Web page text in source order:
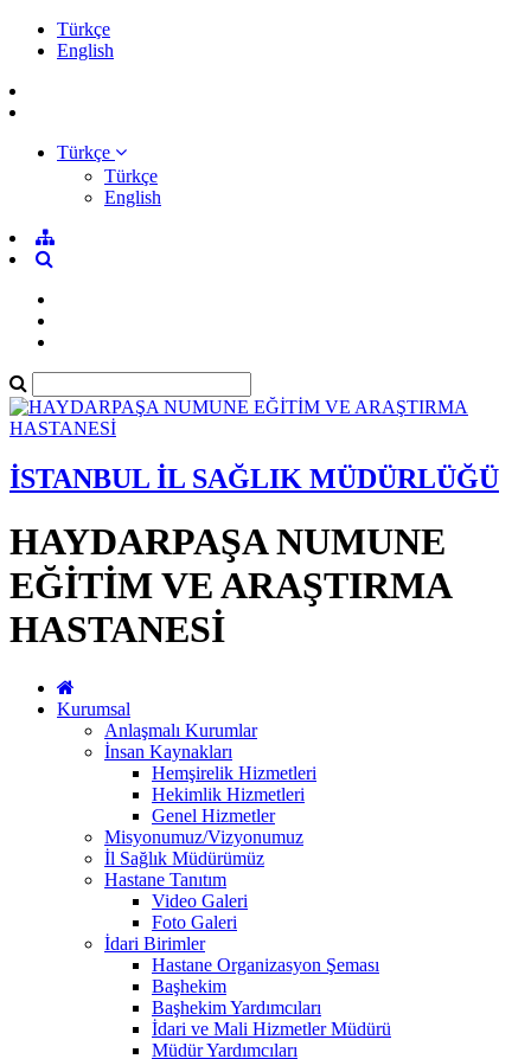
Türkçe
English
Türkçe
Türkçe
English
İSTANBUL İL SAĞLIK MÜDÜRLÜĞÜ
HAYDARPAŞA NUMUNE
EĞİTİM VE ARAŞTIRMA
HASTANESİ
Kurumsal
Anlaşmalı Kurumlar
İnsan Kaynakları
Hemşirelik Hizmetleri
Hekimlik Hizmetleri
Genel Hizmetler
Misyonumuz/Vizyonumuz
İl Sağlık Müdürümüz
Hastane Tanıtım
Video Galeri
Foto Galeri
İdari Birimler
Hastane Organizasyon Şeması
Başhekim
Başhekim Yardımcıları
İdari ve Mali Hizmetler Müdürü
Müdür Yardımcıları